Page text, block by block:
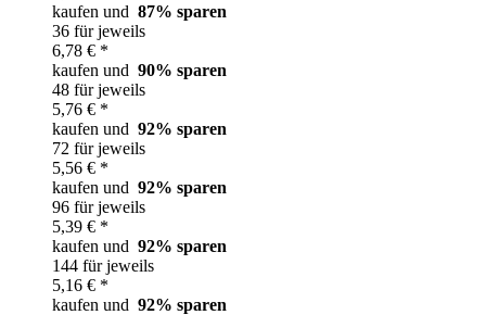
kaufen und 87% sparen
36 für jeweils
6,78 € *
kaufen und 90% sparen
48 für jeweils
5,76 € *
kaufen und 92% sparen
72 für jeweils
5,56 € *
kaufen und 92% sparen
96 für jeweils
5,39 € *
kaufen und 92% sparen
144 für jeweils
5,16 € *
kaufen und 92% sparen